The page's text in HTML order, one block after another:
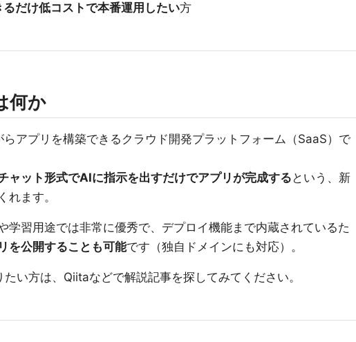
るだけ低コストで本番運用したい方
何か
アプリを構築できるクラウド開発プラットフォーム（SaaS）で
ャット形式でAIに指示を出すだけでアプリが完成する という、新
れます。
学習用途では非常に優秀で、デプロイ機能まで内蔵されているた
を公開することも可能です（独自ドメインにも対応）。
い方は、Qiitaなどで解説記事を探してみてください。